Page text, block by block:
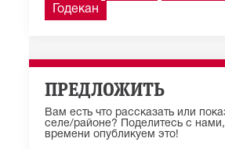
Годекан
ПРЕДЛОЖИТЬ
Вам есть что рассказать или
селе/районе? Поделитесь с
времени опубликуем это!